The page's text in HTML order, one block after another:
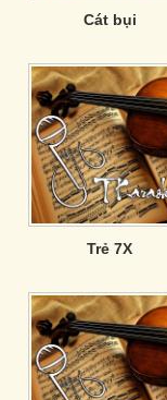
Cát bụi
Trẻ 7X